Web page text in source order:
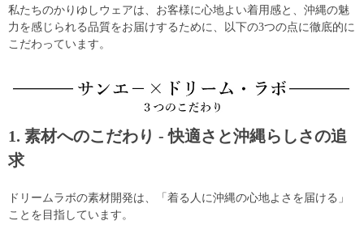
私たちのかりゆしウェアは、お客様に心地よい着用感と、沖縄の魅
力を感じられる品質をお届けするために、以下の3つの点に徹底的に
こだわっています。
1. 素材へのこだわり - 快適さと沖縄らしさの追
求
ドリームラボの素材開発は、「着る人に沖縄の心地よさを届ける」
ことを目指しています。